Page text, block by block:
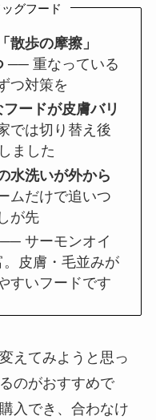
グフード
散歩の摩擦」
── 重なっている
つ対策を
ードが皮膚バリ
では切り替え後
ました
水洗いが外から
ムだけで追いつ
が先
── サーモンオイ
皮膚・毛並みが
すいフードです
えてみようと思っ
のがおすすめで
入でき、合わなけ